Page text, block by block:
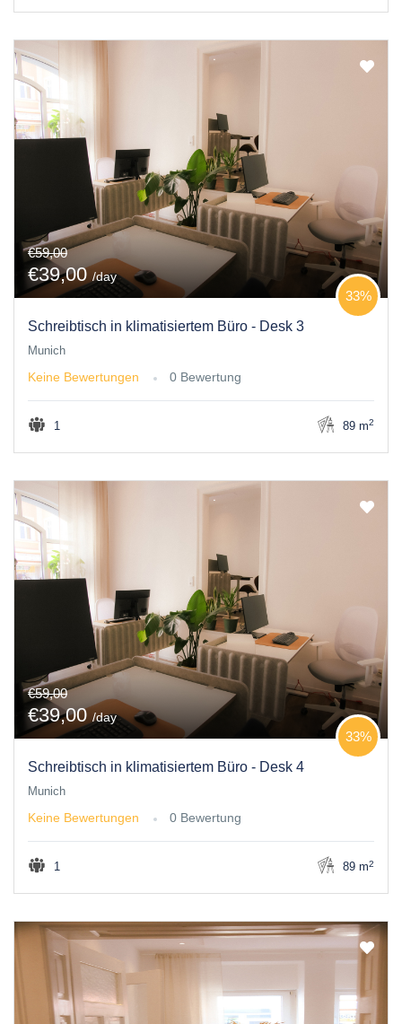
€59,00
€39,00/day
Schreibtisch in klimatisiertem Büro - Desk 3
33%
Munich
Keine Bewertungen 0 Bewertung
1 89 m2
€59,00
€39,00/day
Schreibtisch in klimatisiertem Büro - Desk 4
33%
Munich
Keine Bewertungen 0 Bewertung
1 89 m2